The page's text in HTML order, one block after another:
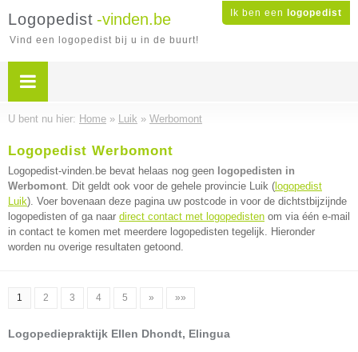
Ik ben een logopedist
Logopedist -vinden.be
Vind een logopedist bij u in de buurt!
U bent nu hier: Home » Luik » Werbomont
Logopedist Werbomont
Logopedist-vinden.be bevat helaas nog geen logopedisten in
Werbomont. Dit geldt ook voor de gehele provincie Luik ( logopedist
Luik). Voer bovenaan deze pagina uw postcode in voor de dichtstbijzijnde
logopedisten of ga naar direct contact met logopedisten om via één e-mail
in contact te komen met meerdere logopedisten tegelijk. Hieronder
worden nu overige resultaten getoond.
1 2 3 4 5 » »»
Logopediepraktijk Ellen Dhondt, Elingua